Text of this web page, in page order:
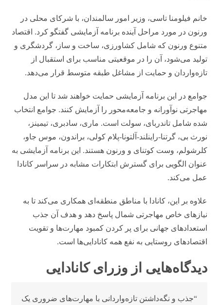
خانم فیلومنا تاسی، وزیر امور سالمندان، با شرکای محلی در
ورنون در مورد مراحل آینده برنامه آزمایشی گفتگو کرد. اقتصاد
متنوع ورنون که شامل کشاورزی، ساخت و ساز، گردشگری و
تولید می‌شود، آن را در موقعیتی مناسب برای استقبال از
تازه‌واردان و حمایت از مشاغل طبقه متوسط قرار می‌دهد.
جوامع در این برنامه آزمایشی حمایت خواهند شد تا این مدل
مهاجرتی نوآورانه و جامعه‌محور را آزمایش کنند. جوامع انتخاب
شده شامل تاندربای، سولت است. ماری، سادبری، تیمینز،
نورث بی، گرتنا-راینلند-آلتونا-پلام کولی، براندون، موس جاو،
کلرشولم، وست کوتنای و ورنون هستند. این برنامه آزمایشی به
عنوان الگویی برای گسترش ابتکارات مشابه در سراسر کانادا
عمل می‌کند.
علاوه بر این، کانادا با مناطق منطقه‌ای همکاری می‌کند تا به
نیازهای خاص مهاجرتی شمال پاسخ دهد و هدف آن جذب
استعدادهای جهانی برای پر کردن کمبود مهارت‌ها و تقویت
اقتصادهای روستایی به نفع همه کانادایی‌ها است.
دیدگاه‌هایی از وزرای کانادایی
“جذب و نگه‌داشتن تازه‌واردانی با مهارت‌های ضروری یک